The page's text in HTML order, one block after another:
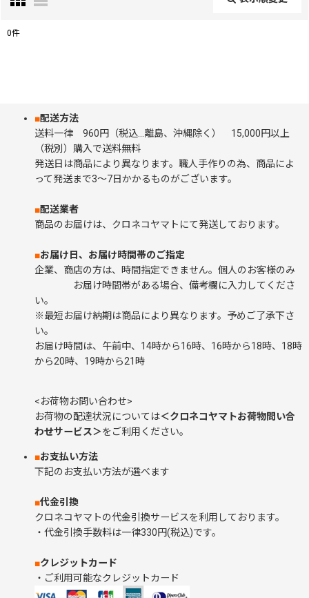
絞り込む
0件
■配送方法
送料一律 960円（税込…離島、沖縄除く） 15,000円以上
（税別）購入で送料無料
発送日は商品により異なります。職人手作りの為、商品によ
って発送まで3～7日かかるものがございます。
■配送業者
商品のお届けは、クロネコヤマトにて発送しております。
■お届け日、お届け時間帯のご指定
企業、商店の方は、時間指定できません。個人のお客様のみ
お届け時間帯がある場合、備考欄に入力してくださ
い。
※最短お届け納期は商品により異なります。予めご了承下さ
い。
お届け時間は、午前中、14時から16時、16時から18時、18時
から20時、19時から21時
<お荷物お問い合わせ>
お荷物の配達状況については＜クロネコヤマトお荷物問い合
わせサービス＞をご利用ください。
■お支払い方法
下記のお支払い方法が選べます
■代金引換
クロネコヤマトの代金引換サービスを利用しております。
・代金引換手数料は一律330円(税込)です。
■クレジットカード
・ご利用可能なクレジットカード